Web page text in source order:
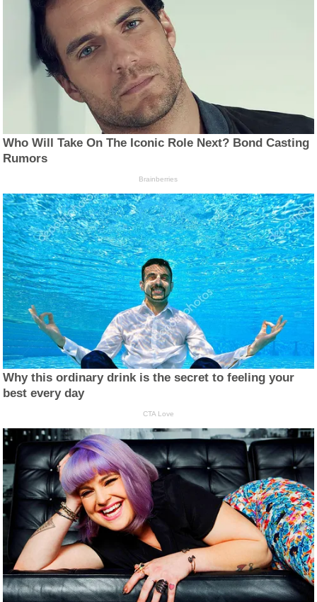
Who Will Take On The Iconic Role Next? Bond Casting
Rumors
Brainberries
Why this ordinary drink is the secret to feeling your
best every day
CTA Love